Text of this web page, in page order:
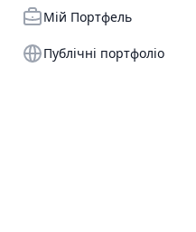
Мій Портфель
Публічні портфоліо